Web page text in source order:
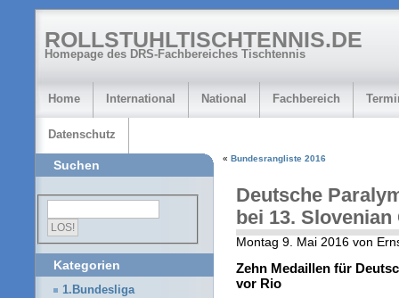
ROLLSTUHLTISCHTENNIS.DE
Homepage des DRS-Fachbereiches Tischtennis
Home International National Fachbereich
Datenschutz
« Bundesrangliste 2016
Deutsche
bei 13. Slovenian
Montag 9. Mai 2016 von
Zehn Medaillen für
vor Rio
Suchen
Kategorien
1.Bundesliga